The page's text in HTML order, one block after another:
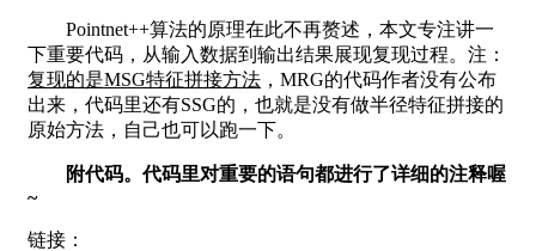
Pointnet++算法的原理在此不再赘述，本文专注讲一
下重要代码，从输入数据到输出结果展现复现过程。注：
复现的是MSG特征拼接方法 ，MRG的代码作者没有公布
出来，代码里还有SSG的，也就是没有做半径特征拼接的
原始方法，自己也可以跑一下。
附代码。代码里对重要的语句都进行了详细的注释喔
~
链接：